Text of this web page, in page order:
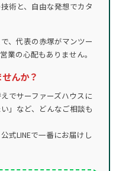
術と、自由な発想でカタ
、代表の赤塚がマンツー
業の心配もありません。
んか？
でサーファーズハウスに
」など、どんなご相談も
式LINEで一番にお届けし